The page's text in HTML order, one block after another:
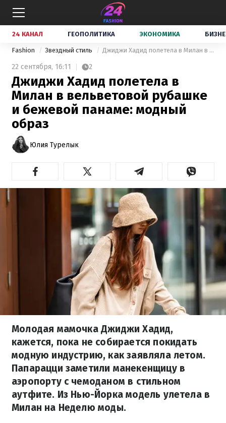
24 КАНАЛ ГЕОПОЛИТИКА ЭКОНОМИКА
Fashion Звездный стиль Джиджи Хадид полетела в Милан в вельветовой рубашке и бежевой панаме: модный образ
22 сентября, 16:11 2
Джиджи Хадид полетела в
Милан в вельветовой рубашке
и бежевой панаме: модный
образ
Юлия Турелык
Молодая мамочка Джиджи Хадид,
кажется, пока не собирается покидать
модную индустрию, как заявляла летом.
Папарацци заметили манекенщицу в
аэропорту с чемоданом в стильном
аутфите. Из Нью-Йорка модель улетела в
Милан на Неделю моды.